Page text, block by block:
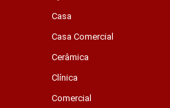
Casa
Casa Comercial
Cerâmica
Clínica
Comercial